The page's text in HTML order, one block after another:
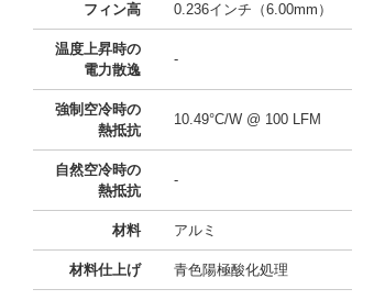
フィン高 0.236インチ（6.00mm）
温度上昇時の
電力散逸
-
強制空冷時の
熱抵抗
10.49°C/W @ 100 LFM
自然空冷時の
熱抵抗
-
材料 アルミ
材料仕上げ 青色陽極酸化処理